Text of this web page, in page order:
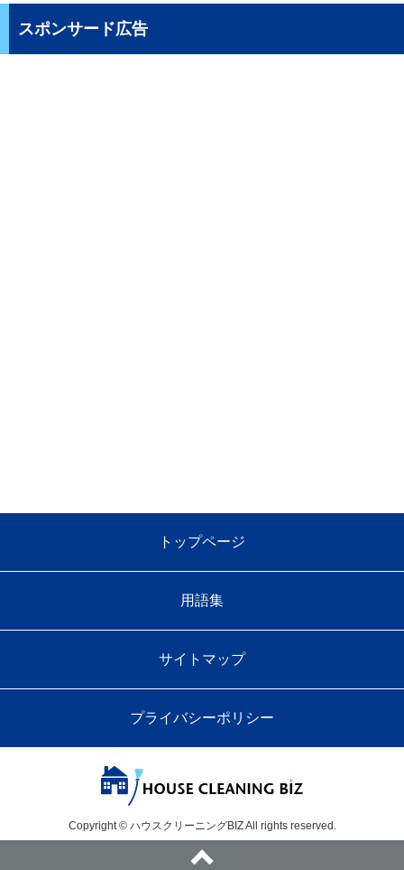
スポンサード広告
トップページ
用語集
サイトマップ
プライバシーポリシー
Copyright © ハウスクリーニングBIZ All rights reserved.